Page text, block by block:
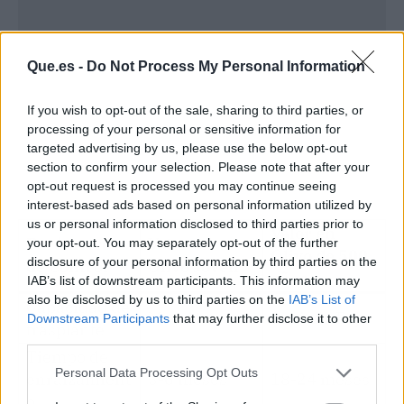
Que.es - Do Not Process My Personal Information
If you wish to opt-out of the sale, sharing to third parties, or
processing of your personal or sensitive information for
targeted advertising by us, please use the below opt-out
section to confirm your selection. Please note that after your
opt-out request is processed you may continue seeing
interest-based ads based on personal information utilized by
us or personal information disclosed to third parties prior to
your opt-out. You may separately opt-out of the further
disclosure of your personal information by third parties on the
IAB’s list of downstream participants. This information may
also be disclosed by us to third parties on the IAB’s List of
Downstream Participants that may further disclose it to other
Personal Data Processing Opt Outs
Parámetro
de Control
Valor en
Olivo Joven
Valor en
Olivo de 500
años
Capacidad de
trasplante
Muy Alta
Crítica / Baja
enraizamient
3-6 meses 18-24 meses